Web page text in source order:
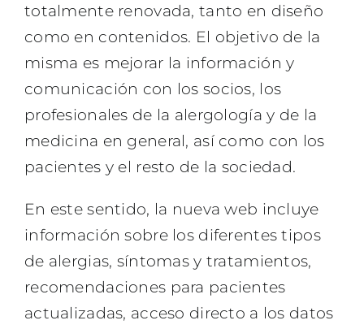
totalmente renovada, tanto en diseño
como en contenidos. El objetivo de la
misma es mejorar la información y
comunicación con los socios, los
profesionales de la alergología y de la
medicina en general, así como con los
pacientes y el resto de la sociedad.
En este sentido, la nueva web incluye
información sobre los diferentes tipos
de alergias, síntomas y tratamientos,
recomendaciones para pacientes
actualizadas, acceso directo a los datos